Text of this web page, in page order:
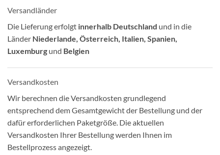
Versandländer
Die Lieferung erfolgt innerhalb Deutschland und in die
Länder Niederlande, Österreich, Italien, Spanien,
Luxemburg und Belgien
Versandkosten
Wir berechnen die Versandkosten grundlegend
entsprechend dem Gesamtgewicht der Bestellung und der
dafür erforderlichen Paketgröße. Die aktuellen
Versandkosten Ihrer Bestellung werden Ihnen im
Bestellprozess angezeigt.